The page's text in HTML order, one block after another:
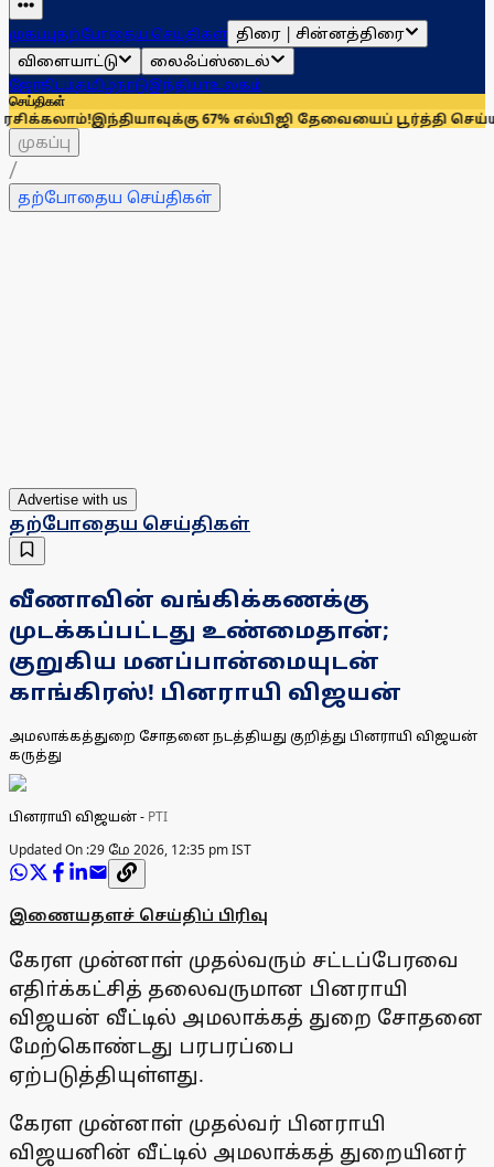
முகப்புதற்போதைய செய்திகள் திரை | சின்னத்திரை
விளையாட்டு
லைஃப்ஸ்டைல்
ஜோதிடம்தமிழ்நாடுஇந்தியாஉலகம்
செய்திகள்
இந்தியாவுக்கு 67% எல்பிஜி தேவையைப் பூர்த்தி செய்யும்
முகப்பு
/
தற்போதைய செய்திகள்
Advertise with us
தற்போதைய செய்திகள்
வீணாவின் வங்கிக்கணக்கு
முடக்கப்பட்டது உண்மைதான்;
குறுகிய மனப்பான்மையுடன்
காங்கிரஸ்! பினராயி விஜயன்
அமலாக்கத்துறை சோதனை நடத்தியது குறித்து பினராயி விஜயன்
கருத்து
பினராயி விஜயன்- PTI
Updated On :29 மே 2026, 12:35 pm IST
இணையதளச் செய்திப் பிரிவு
கேரள முன்னாள் முதல்வரும் சட்டப்பேரவை
எதிா்க்கட்சித் தலைவருமான பினராயி
விஜயன் வீட்டில் அமலாக்கத் துறை சோதனை
மேற்கொண்டது பரபரப்பை
ஏற்படுத்தியுள்ளது.
கேரள முன்னாள் முதல்வர் பினராயி
விஜயனின் வீட்டில் அமலாக்கத் துறையினர்